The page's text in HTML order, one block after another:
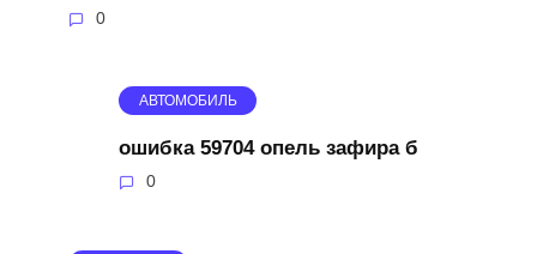
0
АВТОМОБИЛЬ
ошибка 59704 опель зафира б
0